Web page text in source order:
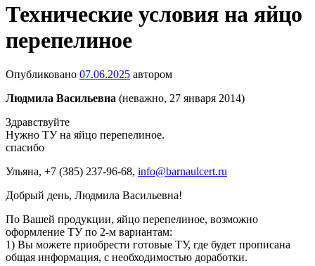
Технические условия на яйцо
перепелиное
Опубликовано 07.06.2025 автором
Людмила Васильевна (неважно, 27 января 2014)
Здравствуйте
Нужно ТУ на яйцо перепелиное.
спасибо
Ульяна, +7 (385) 237-96-68, info@barnaulcert.ru
Добрый день, Людмила Васильевна!
По Вашей продукции, яйцо перепелиное, возможно
оформление ТУ по 2-м вариантам:
1) Вы можете приобрести готовые ТУ, где будет прописана
общая информация, с необходимостью доработки.